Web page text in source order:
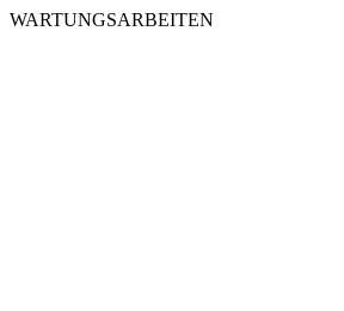
WARTUNGSARBEITEN